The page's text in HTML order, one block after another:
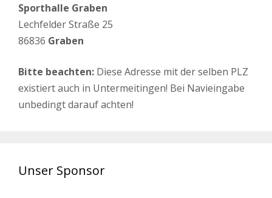
Sporthalle Graben
Lechfelder Straße 25
86836 Graben
Bitte beachten: Diese Adresse mit der selben PLZ
existiert auch in Untermeitingen! Bei Navieingabe
unbedingt darauf achten!
Unser Sponsor